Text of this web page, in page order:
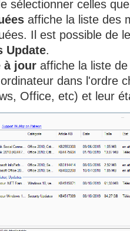
sélectionner celles
affiche la liste des
Il est possible de
Update.
à jour affiche la liste
dans l'ordre
Office, etc) et leur